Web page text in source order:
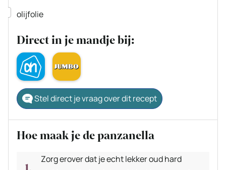
▢
olijfolie
Direct in je mandje bij:
Stel direct je vraag over dit recept
Hoe maak je de panzanella
Zorg erover dat je echt lekker oud hard